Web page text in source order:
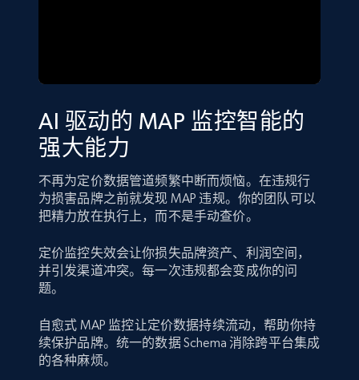
AI 驱动的 MAP 监控智能的
强大能力
不再为定价数据管道频繁中断而烦恼。在违规行
为损害品牌之前就发现 MAP 违规。你的团队可以
把精力放在执行上，而不是手动查价。
定价监控失效会让你损失品牌资产、利润空间，
并引发渠道冲突。每一次违规都会变成你的问
题。
自愈式 MAP 监控让定价数据持续流动，帮助你持
续保护品牌。统一的数据 Schema 消除跨平台集成
的各种麻烦。